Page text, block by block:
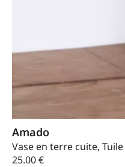
Amado
Vase en terre cuite, Tuile
25.00€